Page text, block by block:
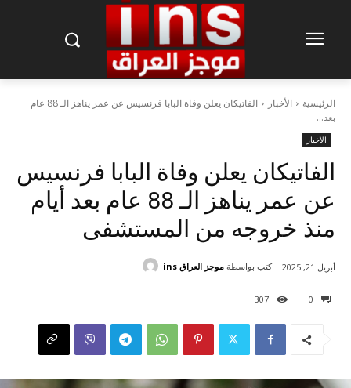
الرئيسية الأخبار
الفاتيكان يعلن وفاة البابا فرنسيس عن عمر يناهز الـ 88 عام
بعد...
الأخبار
الفاتيكان يعلن وفاة البابا فرنسيس
عن عمر يناهز الـ 88 عام بعد أيام
منذ خروجه من المستشفى
0
307
أبريل 21, 2025 كتب بواسطة موجز العراق ins